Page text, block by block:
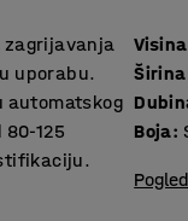
zagrijavanja
uporabu.
automatskog
125
Visina
Širina
Boja: